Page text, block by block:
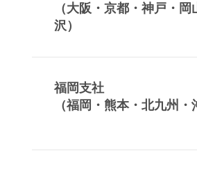
（大阪・京都・神戸・岡
沢）
福岡支社
（福岡・熊本・北九州・